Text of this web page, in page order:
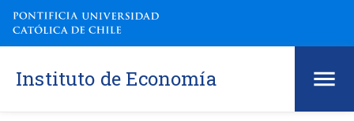
Instituto de Economía